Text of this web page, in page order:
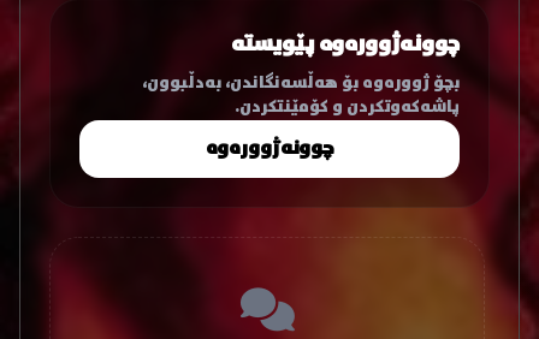
چوونەژوورەوە پێویستە
بچۆ ژوورەوە بۆ هەڵسەنگاندن، بەدڵبوون،
پاشەکەوتکردن و کۆمێنتکردن.
چوونەژوورەوە